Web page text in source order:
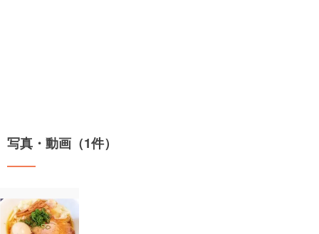
写真・動画（1件）